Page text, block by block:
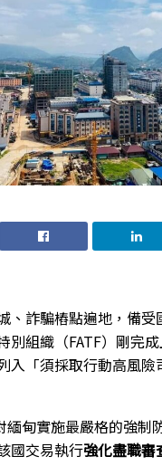
、詐騙樁點遍地，備受
別組織（FATF）剛完成
入「須採取行動高風險
緬甸實施最嚴格的強制
國交易執行強化盡職審